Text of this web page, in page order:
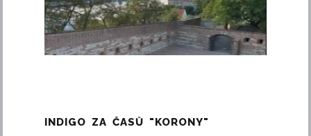
INDIGO ZA ČASŮ "KORONY"